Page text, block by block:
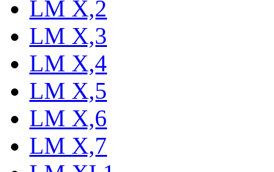
LM X,2
LM X,3
LM X,4
LM X,5
LM X,6
LM X,7